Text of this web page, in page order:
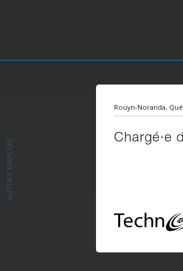
AUTRES EMPLOIS
Rouyn-Noranda,
Chargé·e